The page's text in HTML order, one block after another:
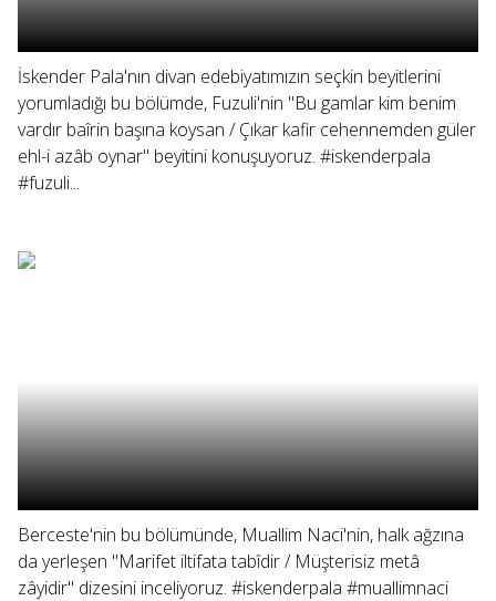
İskender Pala'nın divan edebiyatımızın seçkin beyitlerini
yorumladığı bu bölümde, Fuzuli'nin "Bu gamlar kim benim
vardır baîrin başına koysan / Çıkar kafir cehennemden güler
ehl-i azâb oynar" beyitini konuşuyoruz. #iskenderpala
#fuzuli...
Berceste'nin bu bölümünde, Muallim Naci'nin, halk ağzına
da yerleşen "Marifet iltifata tabîdir / Müşterisiz metâ
zâyidir" dizesini inceliyoruz. #iskenderpala #muallimnaci